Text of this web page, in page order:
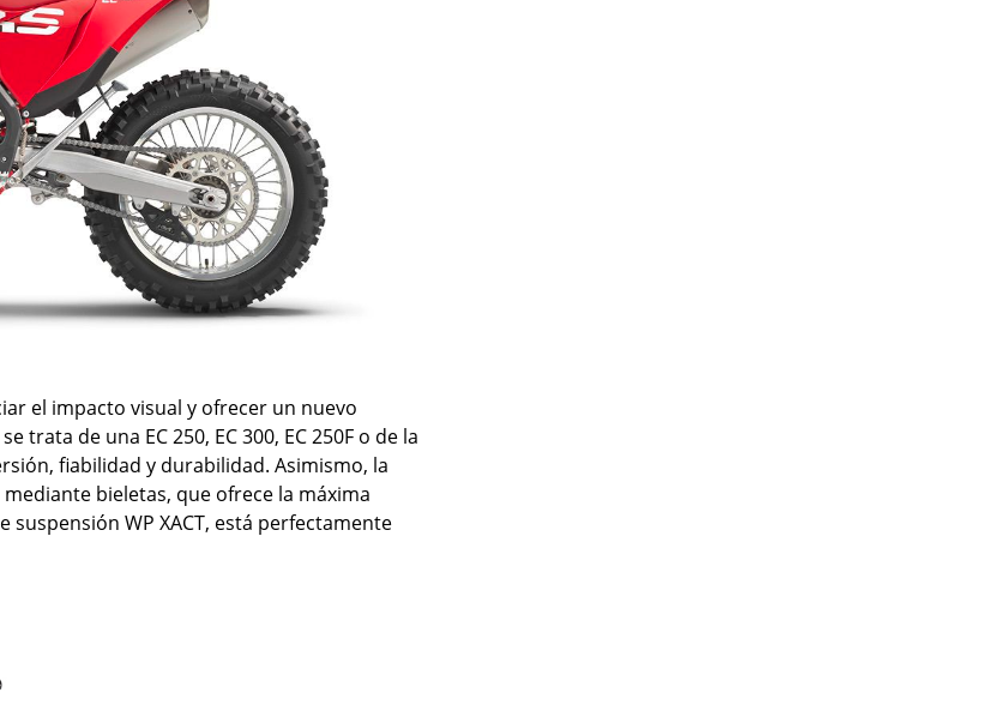
el impacto visual y ofrecer un nuevo
de una EC 250, EC 300, EC 250F o de la
fiabilidad y durabilidad. Asimismo, la
bieletas, que ofrece la máxima
WP XACT, está perfectamente